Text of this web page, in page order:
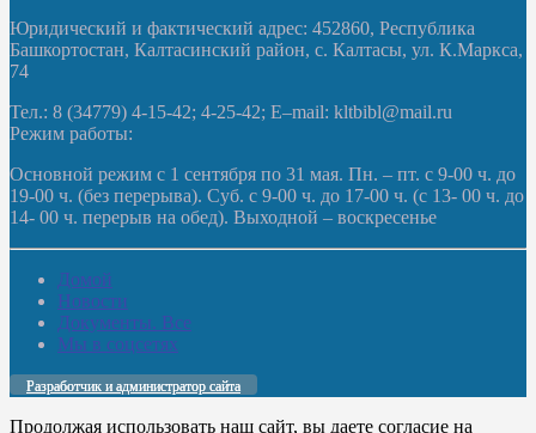
Юридический и фактический адрес: 452860, Республика
Башкортостан, Калтасинский район, с. Калтасы, ул. К.Маркса,
74
Тел.: 8 (34779) 4-15-42; 4-25-42; E–mail: kltbibl@mail.ru
Режим работы:
Основной режим с 1 сентября по 31 мая. Пн. – пт. с 9-00 ч. до
19-00 ч. (без перерыва). Суб. с 9-00 ч. до 17-00 ч. (с 13- 00 ч. до
14- 00 ч. перерыв на обед). Выходной – воскресенье
Домой
Новости
Документы. Все
Мы в соцсетях
Разработчик и администратор сайта
Продолжая использовать наш сайт, вы даете согласие на